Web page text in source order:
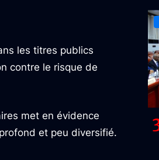
les titres publics
contre le risque de
met en évidence
et peu diversifié.